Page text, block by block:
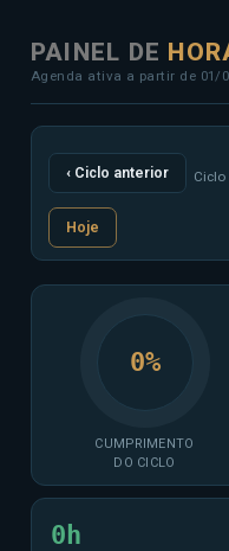
PAINEL DE
Agenda ativa a partir de 01/
‹ Ciclo anterior
Ciclo
Hoje
0%
CUMPRIMENTO
DO CICLO
0h